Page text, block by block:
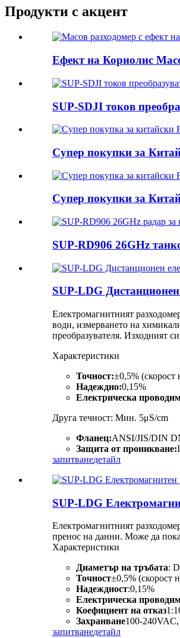
Продукти с акцент
Ефект на Кориолис
SUP-SDJI токов
Супер покупки за
Супер покупки за
SUP-RD906 26GHz
SUP-LDG
Електромагнитният
води, измерването на
преобразувателя. Изходният
Характеристики
Точност:±0,5% (скорост
Надеждно:0,15%
Електрическа
Друга течност: Мин. 5μS/cm
Фланец:ANSI/JIS/DIN
Защита от проникване:
запитванедетайл
SUP-LDG
Електромагнитният
пренос на данни. Може да
Характеристики
Диаметър на тръбата:
Точност±0,5% (скорост
Надеждност:0,15%
Електрическа
Коефициент на отказ
Захранване100-
запитванедетайл